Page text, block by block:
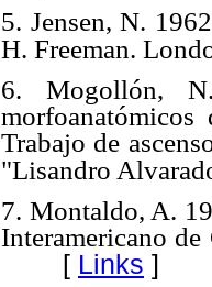
5. Jensen, N.
H. Freeman.
6. Mogollón,
Trabajo de
"Lisandro
7. Montaldo, A.
Interamericano
[ Links ]